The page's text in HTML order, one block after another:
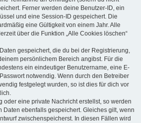
Ferner werden deine Benutzer-ID, ein
und eine Session-ID gespeichert. Die
eine Gültigkeit von einem Jahr. Alle
über die Funktion „Alle Cookies löschen“
gespeichert, die du bei der Registrierung,
persönlichem Bereich angibst. Für die
ein eindeutiger Benutzername, eine E-
notwendig. Wenn durch den Betreiber
festgelegt wurden, so ist dies für dich vor
oder eine private Nachricht erstellst, so werden
Daten ebenfalls gespeichert. Gleiches gilt, wenn
zwischenspeicherst. In diesen Fällen wird